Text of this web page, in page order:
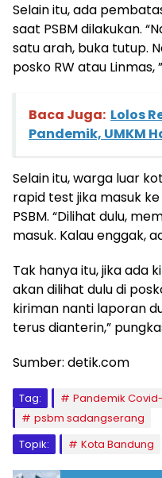
Selain itu, ada
saat PSBM dilakukan.
satu arah, buka tutup.
posko RW atau Linmas,
Baca Juga: Lolos
Pandemik, UMKM
Selain itu, warga luar
rapid test jika masuk
PSBM. “Dilihat dulu,
masuk. Kalau enggak,
Tak hanya itu, jika ada
akan dilihat dulu di
kiriman nanti laporan
terus dianterin,”
Sumber: detik.com
Tag: Pandemik
psbm sadangserang
Topik:
Kota Bandung